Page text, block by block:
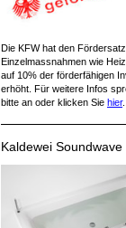
Die KFW hat den
Einzelmassnahmen wie
auf 10% der förderfähigen
erhöht. Für weitere Infos
bitte an oder klicken Sie hier.
Kaldewei Soundwave